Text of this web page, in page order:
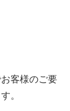
客様のご要
。